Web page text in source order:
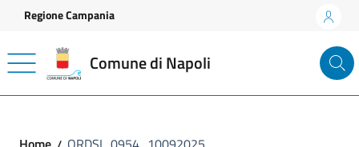
Vai ai contenuti
Vai al footer
Regione Campania
Comune di Napoli